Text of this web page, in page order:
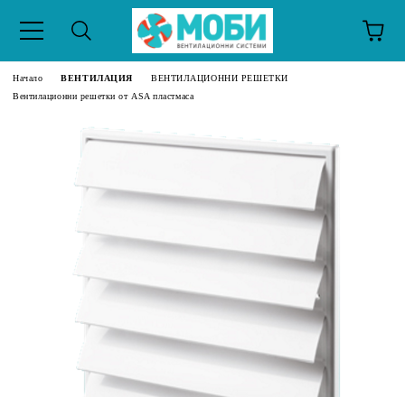
Начало ВЕНТИЛАЦИЯ
ВЕНТИЛАЦИОННИ РЕШЕТКИ
Вентилационни решетки от ASA пластмаса